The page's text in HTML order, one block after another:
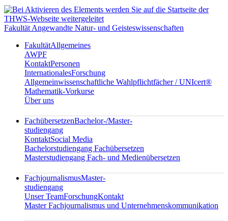
Fakultät Angewandte Natur- und Geisteswissenschaften
FakultätAllgemeines
AWPF
KontaktPersonen
InternationalesForschung
Allgemeinwissenschaftliche Wahlpflichtfächer / UNIcert®
Mathematik-Vorkurse
Über uns
FachübersetzenBachelor-/Master-
studiengang
KontaktSocial Media
Bachelorstudiengang Fachübersetzen
Masterstudiengang Fach- und Medienübersetzen
FachjournalismusMaster-
studiengang
Unser TeamForschungKontakt
Master Fachjournalismus und Unternehmenskommunikation